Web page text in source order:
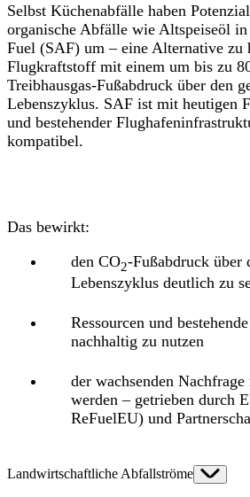
Selbst Küchenabfälle haben
organische Abfälle wie Altspeiseöl
Fuel (SAF) um – eine Alternative zu
Flugkraftstoff mit einem um bis zu
Treibhausgas-Fußabdruck über den
Lebenszyklus. SAF ist mit heutigen
und bestehender
kompatibel.
Das bewirkt:
den CO2-Fußabdruck über
Lebenszyklus deutlich zu
Ressourcen und
nachhaltig zu nutzen
der wachsenden
werden – getrieben durch
ReFuelEU) und
Landwirtschaftliche Abfallströme